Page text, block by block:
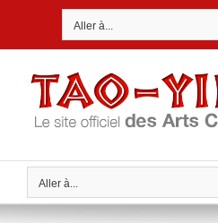
Aller à...
Aller à...